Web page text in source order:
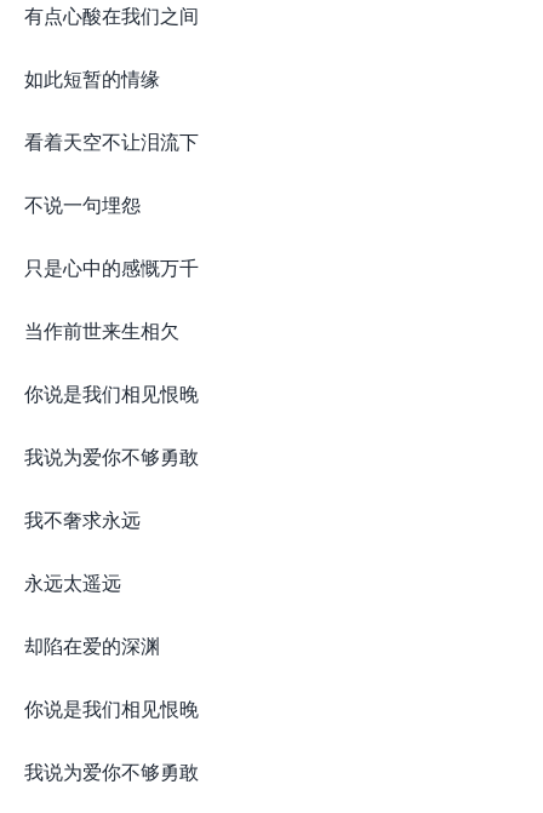
有点心酸在我们之间
如此短暂的情缘
看着天空不让泪流下
不说一句埋怨
只是心中的感慨万千
当作前世来生相欠
你说是我们相见恨晚
我说为爱你不够勇敢
我不奢求永远
永远太遥远
却陷在爱的深渊
你说是我们相见恨晚
我说为爱你不够勇敢